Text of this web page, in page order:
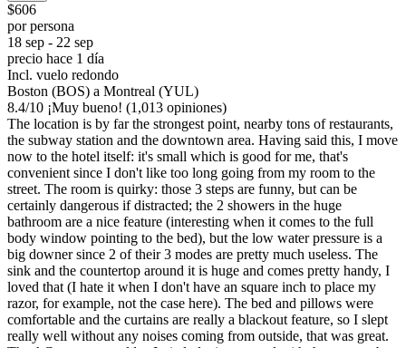
$606
por persona
18 sep - 22 sep
precio hace 1 día
Incl. vuelo redondo
Boston (BOS) a Montreal (YUL)
8.4/10 ¡Muy bueno! (1,013 opiniones)
The location is by far the strongest point, nearby tons of restaurants,
the subway station and the downtown area. Having said this, I move
now to the hotel itself: it's small which is good for me, that's
convenient since I don't like too long going from my room to the
street. The room is quirky: those 3 steps are funny, but can be
certainly dangerous if distracted; the 2 showers in the huge
bathroom are a nice feature (interesting when it comes to the full
body window pointing to the bed), but the low water pressure is a
big downer since 2 of their 3 modes are pretty much useless. The
sink and the countertop around it is huge and comes pretty handy, I
loved that (I hate it when I don't have an square inch to place my
razor, for example, not the case here). The bed and pillows were
comfortable and the curtains are really a blackout feature, so I slept
really well without any noises coming from outside, that was great.